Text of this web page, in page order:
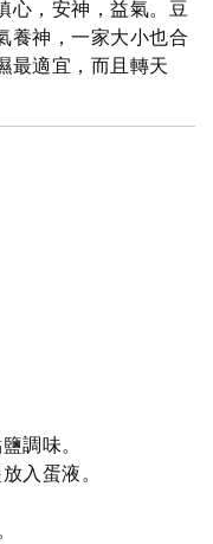
心，安神，益氣。豆
養神，一家大小也合
最適宜，而且轉天
調味。
入蛋液。